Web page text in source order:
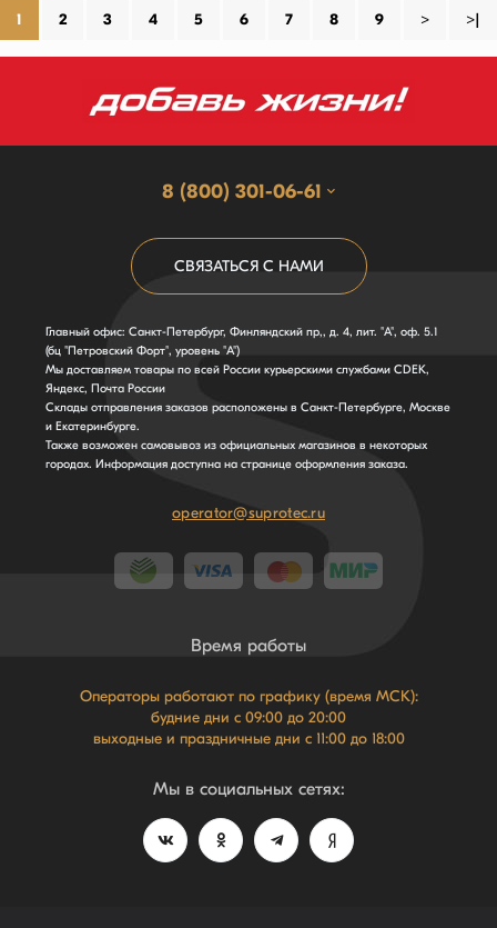
1 2 3 4 5 6 7 8 9 > >|
8 (800) 301-06-61
СВЯЗАТЬСЯ С НАМИ
Главный офис: Санкт-Петербург, Финляндский пр,, д. 4, лит. "А", оф. 5.1
(бц "Петровский Форт", уровень "А")
Мы доставляем товары по всей России курьерскими службами CDEK,
Яндекс, Почта России
Склады отправления заказов расположены в Санкт-Петербурге, Москве
и Екатеринбурге.
Также возможен самовывоз из официальных магазинов в некоторых
городах. Информация доступна на странице оформления заказа.
operator@suprotec.ru
Время работы
Операторы работают по графику (время МСК):
будние дни с 09:00 до 20:00
выходные и праздничные дни с 11:00 до 18:00
Мы в социальных сетях: